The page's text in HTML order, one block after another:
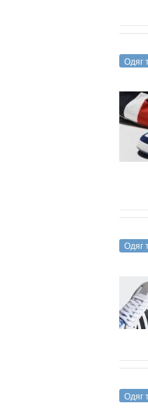
Одяг
Одяг
Одяг